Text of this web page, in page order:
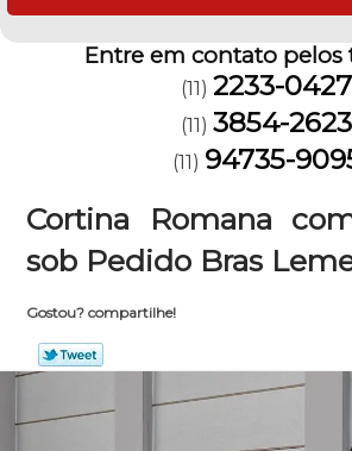
Entre em contato pelos
(11) 2233-0427
(11) 3854-2623
(11) 94735-
Cortina Romana
sob Pedido Bras
Gostou? compartilhe!